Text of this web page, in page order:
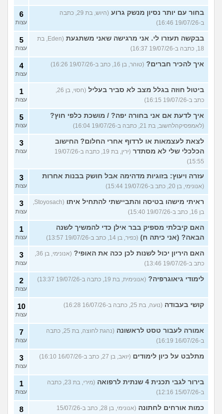
בחור עם יותר נסיון מנשק גרוע
(היוש, בת 29, כתבה
ב-19/07/26 16:46)
6
עצות
בבקשה תעזרו לי. אני מרגישה שאני משתגעת
(Eden, בת
18, כתבה ב-19/07/26 16:37)
5
עצות
איך להכיר חברים? (טוהר, בן 16, כתב ב-19/07/26 16:26) 4
עצות
ביטול חוזה בגלל מצב לא סביר בעליל
כתב ב-19/07/26 16:15)
1
עצות
איך לדעת אם אני בחורה יפה? / מושכת כלפי חוץ?
(לאמפסיקהלחשוב, בת 21, כתבה ב-19/07/26 16:04)
5
עצות
לצאת לעצמאות או לרדוף אחרי החלום? החישוב
הכלכלי שלי לא מסתדר
(ירין, בת 19, כתבה ב-19/07/26
15:55)
3
עצות
עזרה ויעוץ: בזוגיות מדהימה אבל חושק בבנות אחרות
(אנונימי, בן 20, כתב ב-19/07/26 15:44)
3
עצות
ראיתי מישהו בטיסה והתביישתי להתחיל איתו
בן 16, כתב ב-19/07/26 15:40)
3
עצות
האם קיבלתי מספיק בבר אילן כדי להמשיך לשנה
הבאה? (אני כיתה ח) (כפיר, בן 14, כתב ב-19/07/26 13:57)
1
עצות
האם היריון יכול לשנות לכן ככה את האופי?
כתב ב-19/07/26 13:46)
3
עצות
לימודי גיאוגרפיה? (אנונימית, בת 19, כתבה ב-19/07/26 13:37) 2
עצות
קושי בעבודה (נועה, בת 25, כתבה ב-16/07/26 16:28) 10
עצות
אמורה לעבור טסט לראשונה
(נהגת לחוצה, בת 25, כתבה
ב-16/07/26 16:19)
7
עצות
מתלבט על כיון לימודים (יואב, בן 27, כתב ב-16/07/26 16:10) 3
עצות
בירור לגבי תכנית 4 שנתית לרפואה
(מירי, בת 23, כתבה
ב-15/07/26 12:16)
1
עצות
כמות אורחים לחתונה (אנונימי, בן 28, כתב ב-15/07/26 8